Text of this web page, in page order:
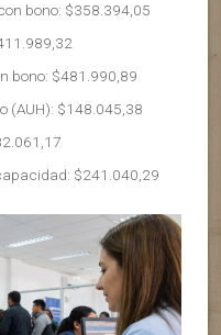
bono: $358.394,05
bono: $481.990,89
(AUH): $148.045,38
$241.040,29